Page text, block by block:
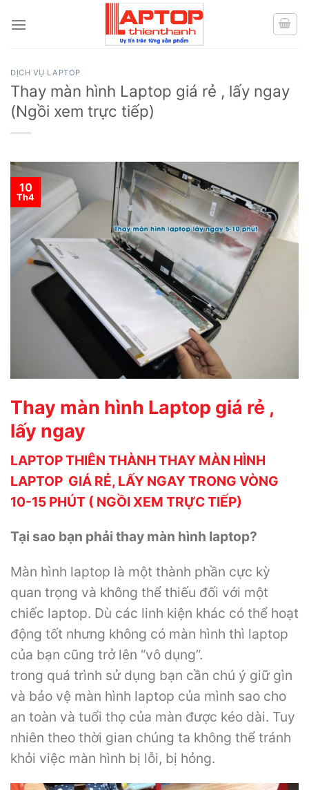
DỊCH VỤ LAPTOP
Thay màn hình Laptop giá rẻ , lấy ngay
(Ngồi xem trực tiếp)
10
Th4
Thay màn hình Laptop giá rẻ ,
lấy ngay
LAPTOP THIÊN THÀNH THAY MÀN HÌNH
LAPTOP GIÁ RẺ, LẤY NGAY TRONG VÒNG
10-15 PHÚT ( NGỒI XEM TRỰC TIẾP)
Tại sao bạn phải thay màn hình laptop?
Màn hình laptop là một thành phần cực kỳ
quan trọng và không thể thiếu đối với một
chiếc laptop. Dù các linh kiện khác có thể hoạt
động tốt nhưng không có màn hình thì laptop
của bạn cũng trở lên “vô dụng”.
trong quá trình sử dụng bạn cần chú ý giữ gìn
và bảo vệ màn hình laptop của mình sao cho
an toàn và tuổi thọ của màn được kéo dài. Tuy
nhiên theo thời gian chúng ta không thể tránh
khỏi việc màn hình bị lỗi, bị hỏng.